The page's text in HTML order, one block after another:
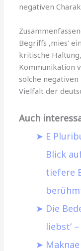
negativen
Begriffs ‚mies‘
kritische
Kommunikation
solche
Vielfalt der
Auch
E
Blick
tiefere
Die
liebst‘